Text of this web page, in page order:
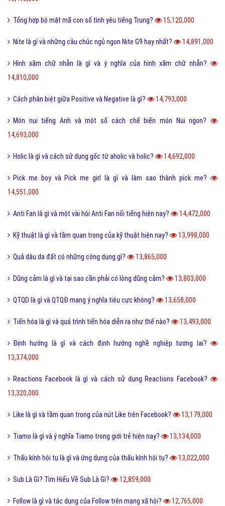
Tổng hợp bộ mật mã con số tình yêu tiếng Trung? 15,120,000
Nite là gì và những câu chúc ngủ ngon Nite G9 hay nhất? 14,891,000
Hình xăm chữ nhẫn là gì và ý nghĩa của hình xăm chữ nhẫn?
14,810,000
Cách phân biệt giữa Positive và Negative là gì? 14,793,000
Món nui tiếng Anh và một số cách chế biến món Nui ngon?
14,693,000
Holic là gì và cách sử dụng gốc từ aholic và holic? 14,692,000
Pick me boy và Pick me girl là gì và làm sao thành pick me?
14,551,000
Anti Fan là gì và một vài hội Anti Fan nổi tiếng hiện nay? 14,472,000
Kỹ thuật là gì và tầm quan trọng của kỹ thuật hiện nay? 13,998,000
Quả dâu da đất có những công dụng gì? 13,865,000
Dũng cảm là gì và tại sao cần phải có lòng dũng cảm? 13,803,000
QTQD là gì và QTQĐ mang ý nghĩa tiêu cực không? 13,658,000
Tiến hóa là gì và quá trình tiến hóa diễn ra như thế nào? 13,493,000
Định hướng là gì và cách định hướng nghề nghiệp tương lai?
13,374,000
Reactions Facebook là gì và cách sử dụng Reactions Facebook?
13,320,000
Like là gì và tầm quan trọng của nút Like trên Facebook? 13,179,000
Tiamo là gì và ý nghĩa Tiamo trong giới trẻ hiện nay? 13,134,000
Thấu kính hội tụ là gì và ứng dụng của thấu kính hội tụ? 13,022,000
Sub Là Gì? Tìm Hiểu Về Sub Là Gì? 12,859,000
Follow là gì và tác dụng của Follow trên mạng xã hội? 12,765,000